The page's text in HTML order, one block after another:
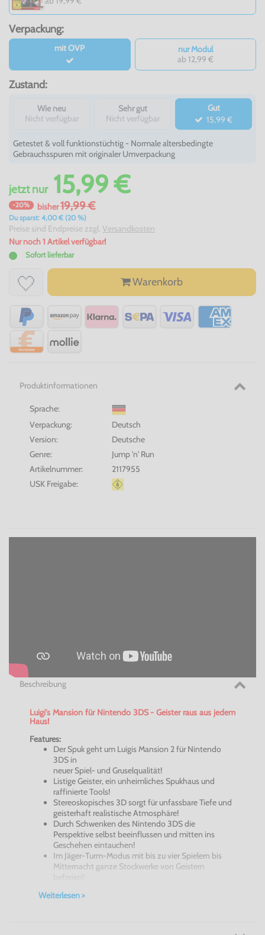
Verpackung:
mit OVP
nur Modul
ab 12,99 €
Zustand:
Wie neu
Nicht verfügbar
Sehr gut
Nicht verfügbar
Gut
15,99 €
Getestet & voll funktionstüchtig - Normale altersbedingte
Gebrauchsspuren mit originaler Umverpackung
jetztnur15,99 €
-20% bisher19,99 €
Du sparst: 4,00 € (20 %)
Preise sind Endpreise zzgl. Versandkosten
Nur noch 1 Artikel verfügbar!
Sofort lieferbar
Warenkorb
Produktinformationen
Sprache:
Verpackung:
Deutsch
Version:
Deutsche
Genre:
Jump 'n' Run
Artikelnummer:
2117955
USK Freigabe:
Beschreibung
Luigi's Mansion für Nintendo 3DS - Geister raus aus jedem
Haus!
Features:
Der Spuk geht um Luigis Mansion 2 für Nintendo
3DS in
neuer Spiel- und Gruselqualität!
Listige Geister, ein unheimliches Spukhaus und
raffinierte Tools!
Stereoskopisches 3D sorgt für unfassbare Tiefe und
geisterhaft realistische Atmosphäre!
Durch Schwenken des Nintendo 3DS die
Perspektive selbst beeinflussen und mitten ins
Geschehen eintauchen!
Im Jäger-Turm-Modus mit bis zu vier Spielern bis
Mitternacht ganze Stockwerke von Geistern
Weiterlesen >